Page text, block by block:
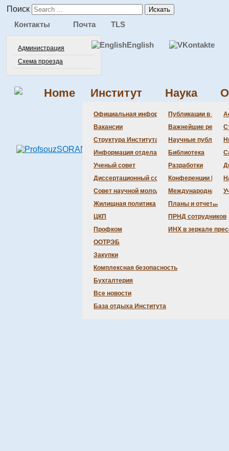
Поиск Искать
Контакты
Администрация
Схема проезда
Почта TLS
English
Home Институт
Официальная информация
Вакансии
Структура Института
Информация отдела кадров
Ученый совет
Диссертационный совет
Совет научной молодежи
Жилищная политика
ЦКП
Профком
ООТРЭБ
Закупки
Комплексная безопасность
Бухгалтерия
Все новости
База отдыха Института
Наука
Публикации в
Важнейшие
Научные
Библиотека
Разработки
Конференции
Международная
Планы и отчеты
ПРНД сотрудников
ИНХ в зеркале